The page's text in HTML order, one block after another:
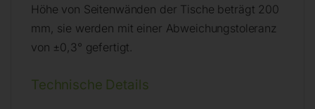
Höhe von Seitenwänden der Tische beträgt 200
mm, sie werden mit einer Abweichungstoleranz
von ±0,3° gefertigt.
Technische Details